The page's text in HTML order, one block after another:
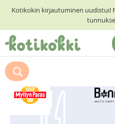
Kotikokin kirjautuminen uudistui!
ETUSIVU
RESEPTIHAKU
RUOKATEEMAT
Suosittelemme myös